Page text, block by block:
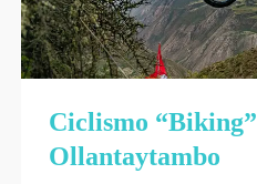
Ciclismo
Ollantaytambo